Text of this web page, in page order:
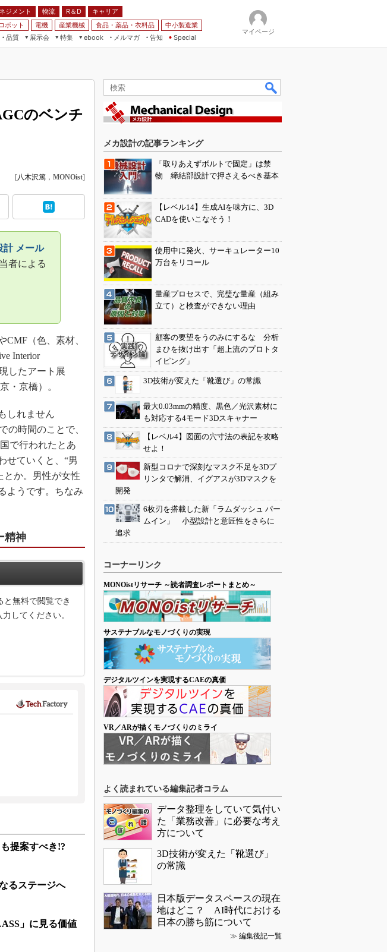
ジメント 物流 R＆D
キャリア
ロボット 電機 産業機械 食品・薬品・衣料品
中小製造業
品質
展示会
特集
ebook
メルマガ
告知 Special
マイページ
のベンチ
[八木沢篤 ， MONOist]
計 メール
者による
（色、素材、
Interior
したアート展
・京橋）。
しれません
の時間のことで、
で行われたとあ
せていくと、“男
とか。男性が女性
ようです。ちなみ
精神
無料で閲覧でき
してください。
提案すべき!?
るステージへ
」に見る価値
メカ設計の記事ランキング
「取りあえずボルトで固定」は禁
物 締結部設計で押さえるべき基本
【レベル14】生成AIを味方に、3D
CADを使いこなそう！
使用中に発火、サーキュレーター10
万台をリコール
量産プロセスで、完璧な量産（組み
立て）と検査ができない理由
顧客の要望をうのみにするな 分析
まひを抜け出す「超上流のプロトタ
イピング」
3D技術が変えた「靴選び」の常識
最大0.03mmの精度、黒色／光沢素材に
も対応する4モード3Dスキャナー
【レベル4】図面の穴寸法の表記を攻略
せよ！
新型コロナで深刻なマスク不足を3Dプ
リンタで解消、イグアスが3Dマスクを
開発
6枚刃を搭載した新「ラムダッシュ パー
ムイン」 小型設計と意匠性をさらに
追求
コーナーリンク
MONOistリサーチ ～読者調査レポートまとめ～
サステナブルなモノづくりの実現
デジタルツインを実現するCAEの真価
VR／ARが描くモノづくりのミライ
よく読まれている編集記者コラム
データ整理をしていて気付い
た「業務改善」に必要な考え
方について
3D技術が変えた「靴選び」
の常識
日本版データスペースの現在
地はどこ？ AI時代における
日本の勝ち筋について
≫ 編集後記一覧